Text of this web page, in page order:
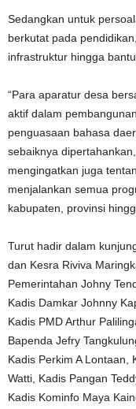
Sedangkan untuk
berkutat pada
infrastruktur hingga
“Para aparatur desa
aktif dalam
penguasaan bahasa
sebaiknya
mengingatkan juga
menjalankan semua
kabupaten, provinsi
Turut hadir dalam
dan Kesra Riviva
Pemerintahan Johny
Kadis Damkar Johnny
Kadis PMD Arthur
Bapenda Jefry
Kadis Perkim A Lontaan,
Watti, Kadis Pangan
Kadis Kominfo Maya